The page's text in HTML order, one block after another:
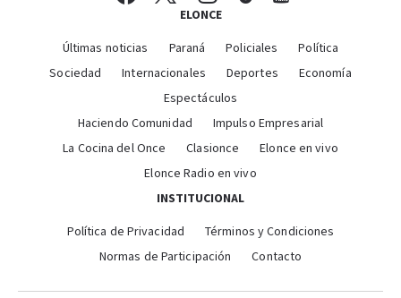
ELONCE
Últimas noticias Paraná Policiales
Política
Sociedad
Internacionales Deportes
Economía
Espectáculos
Haciendo Comunidad
Impulso Empresarial
La Cocina del Once
Clasionce
Elonce en vivo
Elonce Radio en vivo
INSTITUCIONAL
Política de Privacidad
Términos y Condiciones
Normas de Participación
Contacto